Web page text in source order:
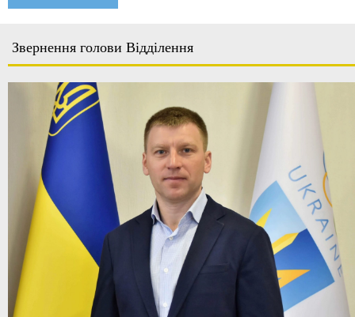
Звернення голови Відділення